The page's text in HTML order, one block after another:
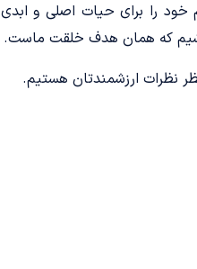
را برای حیات اصلی و ابدی
که همان هدف خلقت ماست.
نظرات ارزشمندتان هستیم.